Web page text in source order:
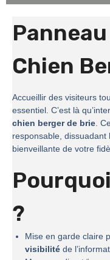
Chien
Accueillir des visiteurs
essentiel. C’est là
chien berger de brie.
responsable,
bienveillante de votre
?
Mise en garde claire
visibilité de